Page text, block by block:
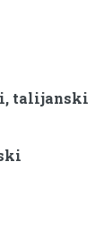
talijanski